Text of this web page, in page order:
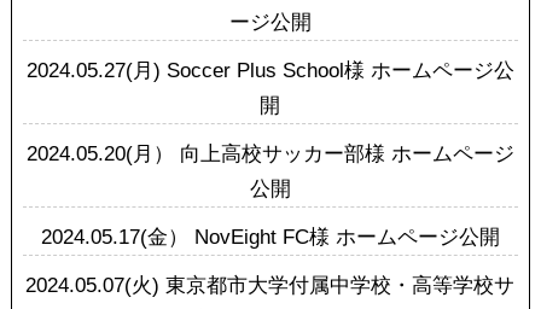
ージ公開
2024.05.27(月) Soccer Plus School様 ホームページ公
開
2024.05.20(月） 向上高校サッカー部様 ホームページ
公開
2024.05.17(金） NovEight FC様 ホームページ公開
2024.05.07(火)東京都市大学付属中学校・高等学校サ